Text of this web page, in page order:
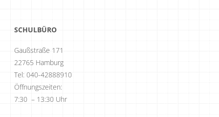
SCHULBÜRO
Gaußstraße 171
22765 Hamburg
Tel: 040-42888910
Öffnungszeiten:
7:30 – 13:30 Uhr